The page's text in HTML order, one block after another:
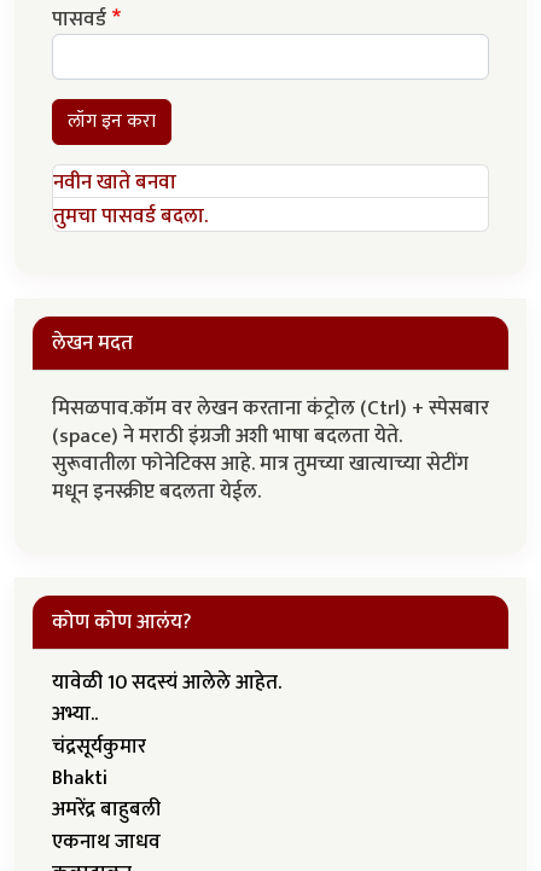
पासवर्ड
लॉग इन करा
नवीन खाते बनवा
तुमचा पासवर्ड बदला.
लेखन मदत
मिसळपाव.कॉम वर लेखन करताना कंट्रोल (Ctrl) + स्पेसबार
(space) ने मराठी इंग्रजी अशी भाषा बदलता येते.
सुरूवातीला फोनेटिक्स आहे. मात्र तुमच्या खात्याच्या सेटींग
मधून इनस्क्रीप्ट बदलता येईल.
कोण कोण आलंय?
यावेळी 10 सदस्यं आलेले आहेत.
अभ्या..
चंद्रसूर्यकुमार
Bhakti
अमरेंद्र बाहुबली
एकनाथ जाधव